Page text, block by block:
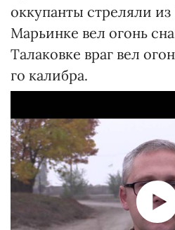
оккупанты стреляли
Марьинке вел огонь
Талаковке враг вел
го калибра.